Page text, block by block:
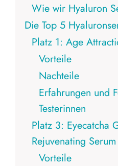
Wie wir Hyaluron
Die Top 5
Platz 1: Age
Vorteile
Nachteile
Erfahrungen und
Testerinnen
Platz 3: Eyecatcha
Rejuvenating Serum
Vorteile